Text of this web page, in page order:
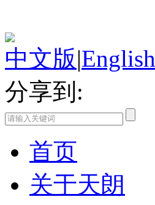
中文版|English
分享到:
首页
关于天朗